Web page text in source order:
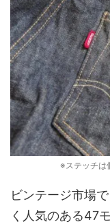
※ステッチは
ビンテージ市場
く人気のある47